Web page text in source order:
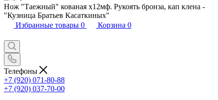
Нож "Таежный" кованая х12мф. Рукоять бронза, кап клена -
"Кузница Братьев Касаткиных"
Избранные товары 0 Корзина 0
Телефоны
+7 (920) 071-80-88
+7 (920) 037-70-00